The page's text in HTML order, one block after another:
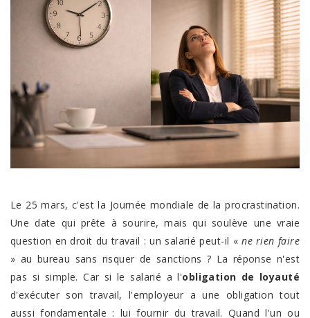
Le 25 mars, c'est la Journée mondiale de la procrastination.
Une date qui prête à sourire, mais qui soulève une vraie
question en droit du travail : un salarié peut-il «ne rien faire
» au bureau sans risquer de sanctions ? La réponse n'est
pas si simple. Car si le salarié a l'obligation de loyauté
d'exécuter son travail, l'employeur a une obligation tout
aussi fondamentale : lui fournir du travail. Quand l'un ou